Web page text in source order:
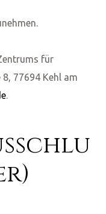
für
77694 Kehl am
.